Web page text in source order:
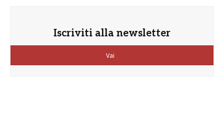
Iscriviti alla newsletter
Vai